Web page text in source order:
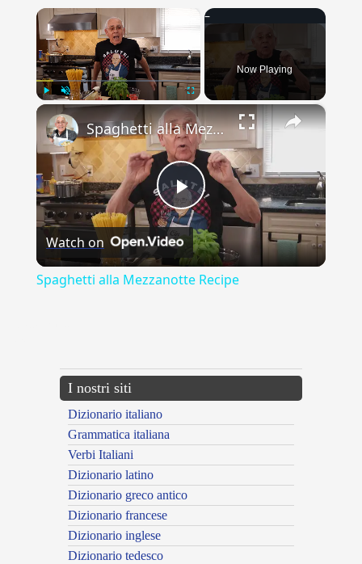
Unmute
Now Playing
×
Play
Video
Spaghetti alla Mezzanotte Recipe
Watch on
Spaghetti alla Mezzanotte Recipe
I nostri siti
Dizionario italiano
Grammatica italiana
Verbi Italiani
Dizionario latino
Dizionario greco antico
Dizionario francese
Dizionario inglese
Dizionario tedesco